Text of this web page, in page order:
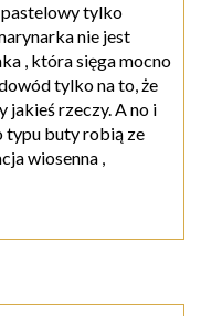
tylko
nie jest
, która sięga mocno
tylko na to, że
jakieś rzeczy. A no i
typu buty robią ze
wiosenna ,